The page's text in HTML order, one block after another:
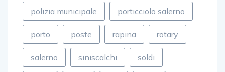
polizia municipale porticciolo salerno
porto poste rapina rotary
salerno siniscalchi soldi